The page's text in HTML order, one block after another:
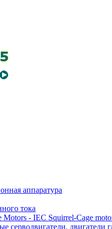
аппаратура
тока
Motors - IEC Squirrel-Cage
серводвигатели, двигатели